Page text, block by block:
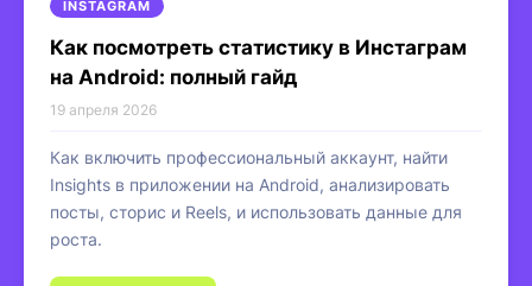
INSTAGRAM
Как посмотреть статистику в Инстаграм
на Android: полный гайд
19 апреля 2026
Как включить профессиональный аккаунт, найти
Insights в приложении на Android, анализировать
посты, сторис и Reels, и использовать данные для
роста.